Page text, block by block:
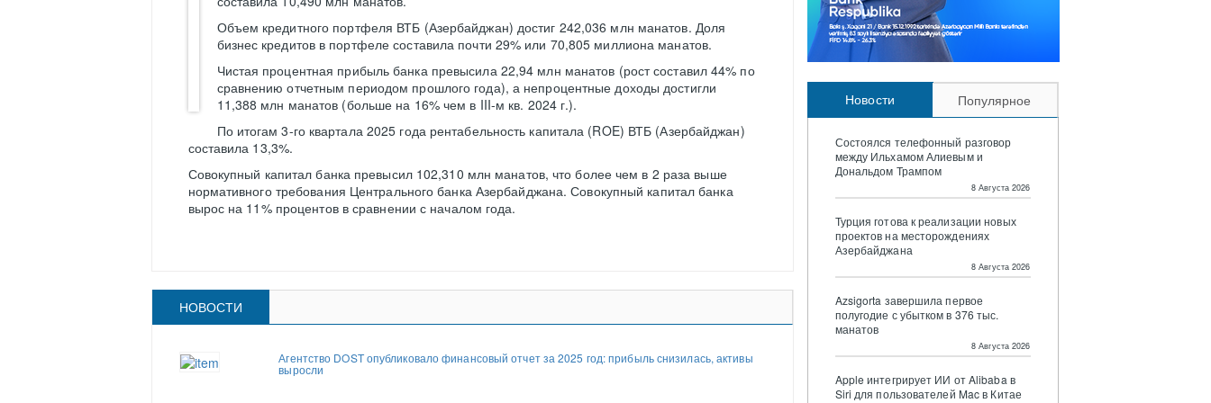
Объем кредитного портфеля ВТБ (Азербайджан) достиг 242,036 млн манатов. Доля
бизнес кредитов в портфеле составила почти 29% или 70,805 миллиона манатов.
Чистая процентная прибыль банка превысила 22,94 млн манатов (рост составил 44% по
сравнению отчетным периодом прошлого года), а непроцентные доходы достигли
11,388 млн манатов (больше на 16% чем в III-м кв. 2024 г.).
По итогам 3-го квартала 2025 года рентабельность капитала (ROE) ВТБ (Азербайджан)
составила 13,3%.
Совокупный капитал банка превысил 102,310 млн манатов, что более чем в 2 раза выше
нормативного требования Центрального банка Азербайджана. Совокупный капитал банка
вырос на 11% процентов в сравнении с началом года.
НОВОСТИ
Агентство DOST опубликовало финансовый отчет за 2025 год: прибыль снизилась, активы
выросли
Новости Популярное
Состоялся телефонный разговор
между Ильхамом Алиевым и
Дональдом Трампом
8 Августа 2026
Турция готова к реализации новых
проектов на месторождениях
Азербайджана
8 Августа 2026
Azsigorta завершила первое
полугодие с убытком в 376 тыс.
манатов
8 Августа 2026
Apple интегрирует ИИ от Alibaba в
Siri для пользователей Mac в Китае